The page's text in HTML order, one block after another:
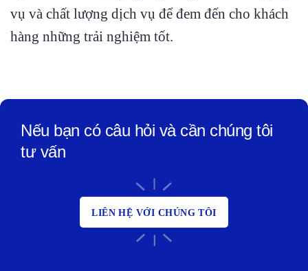
vụ và chất lượng dịch vụ để đem đến cho khách
hàng những trải nghiệm tốt.
Nếu bạn có câu hỏi và cần chúng tôi
tư vấn
LIÊN HỆ VỚI CHÚNG TÔI